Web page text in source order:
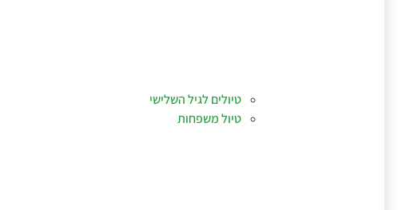
טיולים לגיל השלישי
טיול משפחות